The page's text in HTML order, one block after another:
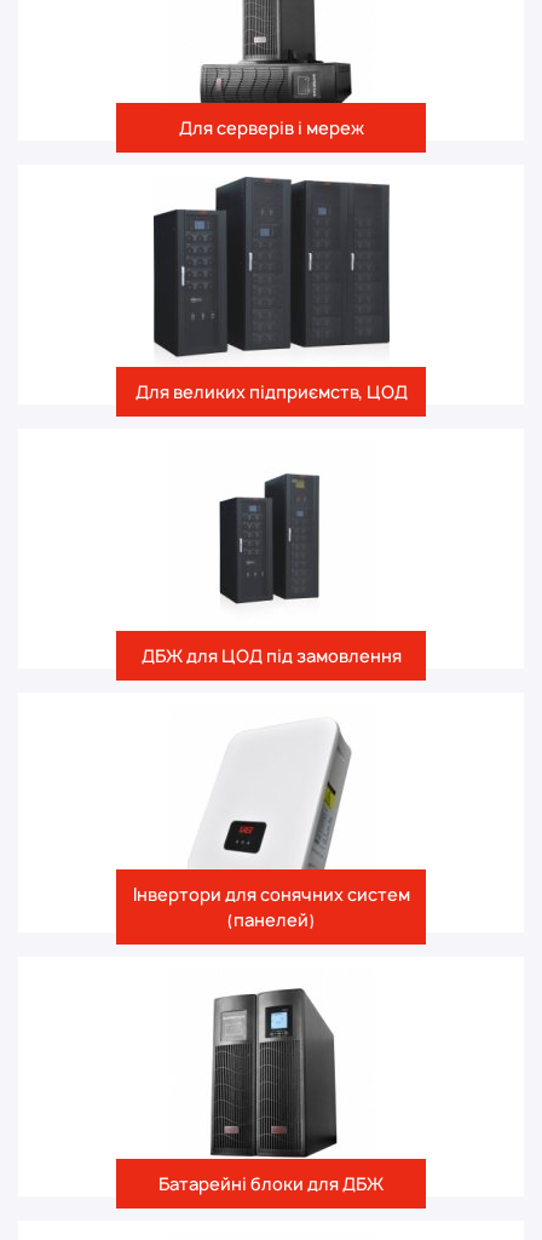
Для серверів і мереж
Для великих підприємств, ЦОД
ДБЖ для ЦОД під замовлення
Інвертори для сонячних систем
(панелей)
Батарейні блоки для ДБЖ